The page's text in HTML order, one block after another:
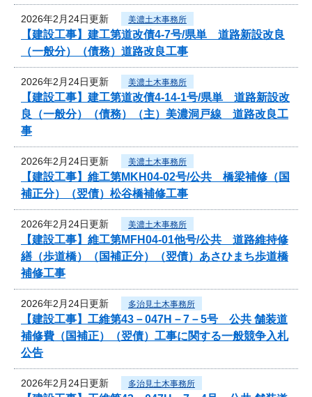
2026年2月24日更新 美濃土木事務所
【建設工事】建工第道改債4-7号/県単 道路新設改良
（一般分）（債務）道路改良工事
2026年2月24日更新 美濃土木事務所
【建設工事】建工第道改債4-14-1号/県単 道路新設改
良（一般分）（債務）（主）美濃洞戸線 道路改良工
事
2026年2月24日更新 美濃土木事務所
【建設工事】維工第MKH04-02号/公共 橋梁補修（国
補正分）（翌債）松谷橋補修工事
2026年2月24日更新 美濃土木事務所
【建設工事】維工第MFH04-01他号/公共 道路維持修
繕（歩道橋）（国補正分）（翌債）あさひまち歩道橋
補修工事
2026年2月24日更新 多治見土木事務所
【建設工事】工維第43－047H－7－5号 公共 舗装道
補修費（国補正）（翌債）工事に関する一般競争入札
公告
2026年2月24日更新 多治見土木事務所